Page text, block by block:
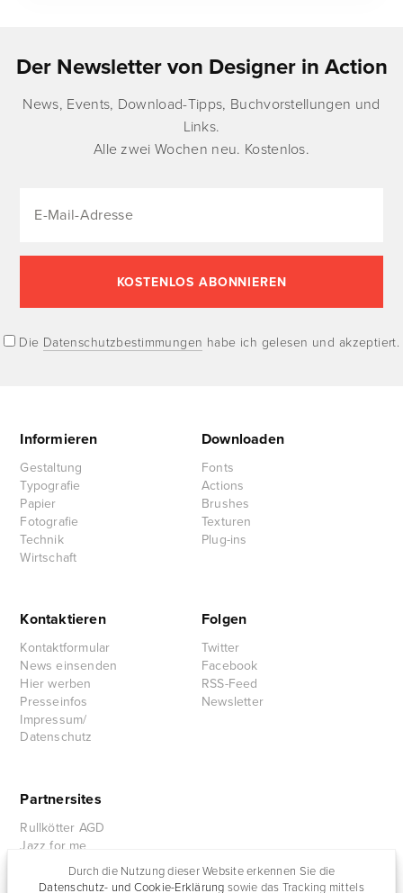
Durch die Nutzung dieser Website erkennen Sie die
Datenschutz- und Cookie-Erklärung sowie das Tracking mittels
Der Newsletter von Designer in Action
News, Events, Download-Tipps, Buchvorstellungen und
Links.
Alle zwei Wochen neu. Kostenlos.
Die Datenschutzbestimmungen habe ich gelesen und akzeptiert.
Informieren
Gestaltung
Typografie
Papier
Fotografie
Technik
Wirtschaft
Downloaden
Fonts
Actions
Brushes
Texturen
Plug-ins
Kontaktieren
Kontaktformular
News einsenden
Hier werben
Presseinfos
Impressum/
Datenschutz
Folgen
Twitter
Facebook
RSS-Feed
Newsletter
Partnersites
Rullkötter AGD
Jazz for me